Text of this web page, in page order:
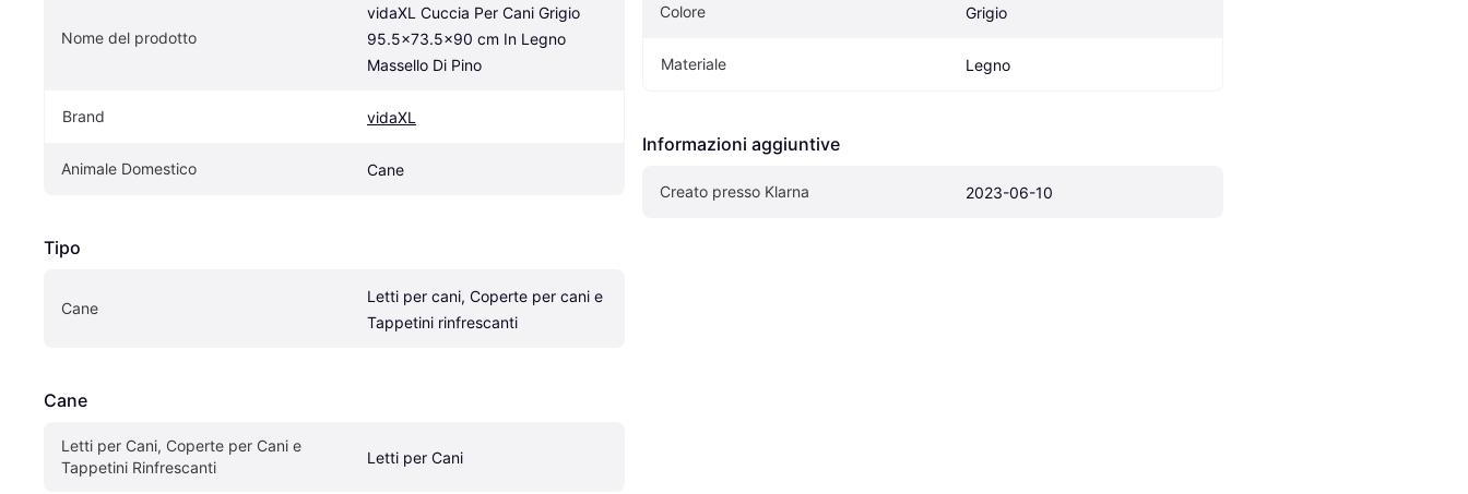
Nome del prodotto
vidaXL Cuccia Per Cani Grigio
95.5x73.5x90 cm In Legno
Massello Di Pino
Brand vidaXL
Animale Domestico Cane
Tipo
Cane
Letti per cani, Coperte per cani e
Tappetini rinfrescanti
Cane
Letti per Cani, Coperte per Cani e
Tappetini Rinfrescanti
Letti per Cani
Colore Grigio
Materiale Legno
Informazioni aggiuntive
Creato presso Klarna 2023-06-10